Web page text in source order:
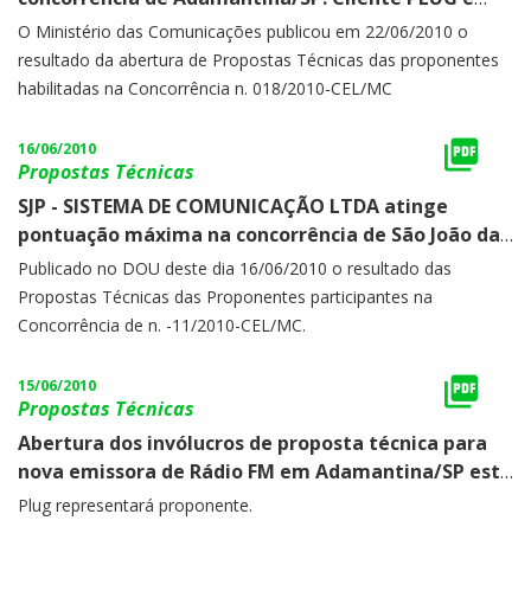
classificado
O Ministério das Comunicações publicou em 22/06/2010 o
resultado da abertura de Propostas Técnicas das proponentes
habilitadas na Concorrência n. 018/2010-CEL/MC
16/06/2010
Propostas Técnicas
SJP - SISTEMA DE COMUNICAÇÃO LTDA atinge
pontuação máxima na concorrência de São João da
Barra/RJ. Proponente está sendo assessorada pela
PLUG.
Publicado no DOU deste dia 16/06/2010 o resultado das
Propostas Técnicas das Proponentes participantes na
Concorrência de n. -11/2010-CEL/MC.
15/06/2010
Propostas Técnicas
Abertura dos invólucros de proposta técnica para
nova emissora de Rádio FM em Adamantina/SP está
marcada para o dia 21/06/2010.
Plug representará proponente.